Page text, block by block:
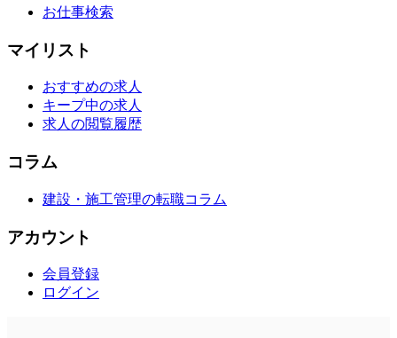
お仕事検索
マイリスト
おすすめの求人
キープ中の求人
求人の閲覧履歴
コラム
建設・施工管理の転職コラム
アカウント
会員登録
ログイン